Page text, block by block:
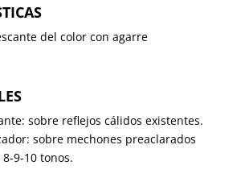
del color con agarre
sobre reflejos cálidos existentes.
sobre mechones preaclarados
9-10 tonos.